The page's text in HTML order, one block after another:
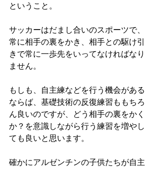
ということ。
サッカーはだまし合いのスポーツで、
常に相手の裏をかき、相手との駆け引
きで常に一歩先をいってなければなり
ません。
もしも、自主練などを行う機会がある
ならば、基礎技術の反復練習ももちろ
ん良いのですが、どう相手の裏をかく
か？を意識しながら行う練習を増やし
ても良いと思います。
確かにアルゼンチンの子供たちが自主